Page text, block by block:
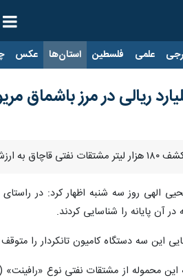
علمی فلسطین استان‌ها عکس
خبر داد.
الهی روز سه شنبه اظهار کرد: در
آن پایانه را شناسایی کردند.
تانکردار را متوقف و در بازرسی از آن ۱۸۰ هزار